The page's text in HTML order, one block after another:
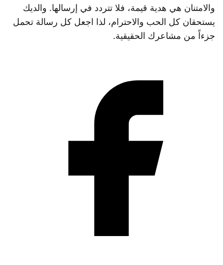
والامتنان هي هدية قيمة، فلا تتردد في إرسالها. والديك
يستحقان كل الحب والاحترام، لذا اجعل كل رسالة تحمل
جزءاً من مشاعرك الحقيقية.